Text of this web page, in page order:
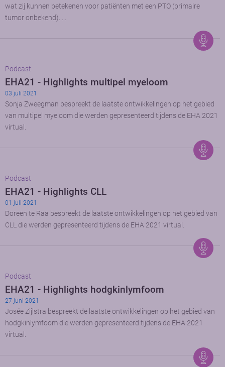
wat zij kunnen betekenen voor patiënten met een PTO (primaire
tumor onbekend). …
Podcast
EHA21 - Highlights multipel myeloom
03 juli 2021
Sonja Zweegman bespreekt de laatste ontwikkelingen op het gebied
van multipel myeloom die werden gepresenteerd tijdens de EHA 2021
virtual.
Podcast
EHA21 - Highlights CLL
01 juli 2021
Doreen te Raa bespreekt de laatste ontwikkelingen op het gebied van
CLL die werden gepresenteerd tijdens de EHA 2021 virtual.
Podcast
EHA21 - Highlights hodgkinlymfoom
27 juni 2021
Josée Zijlstra bespreekt de laatste ontwikkelingen op het gebied van
hodgkinlymfoom die werden gepresenteerd tijdens de EHA 2021
virtual.